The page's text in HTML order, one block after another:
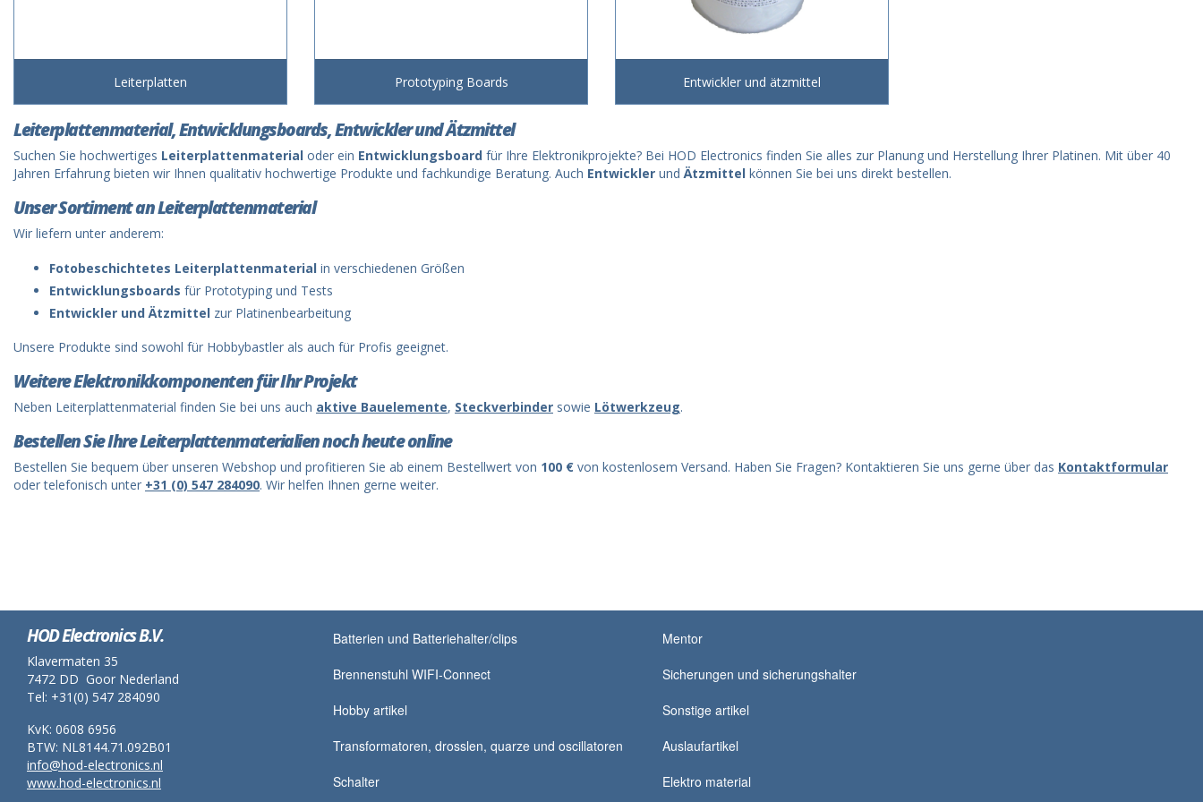
Leiterplatten Prototyping Boards Entwickler und ätzmittel
Leiterplattenmaterial, Entwicklungsboards, Entwickler und Ätzmittel
Suchen Sie hochwertiges Leiterplattenmaterial oder ein Entwicklungsboard für Ihre Elektronikprojekte? Bei HOD Electronics finden Sie alles zur Planung und Herstellung Ihrer Platinen. Mit über 40
Jahren Erfahrung bieten wir Ihnen qualitativ hochwertige Produkte und fachkundige Beratung. Auch Entwickler undÄtzmittel können Sie bei uns direkt bestellen.
Unser Sortiment an Leiterplattenmaterial
Wir liefern unter anderem:
Fotobeschichtetes Leiterplattenmaterial in verschiedenen Größen
Entwicklungsboards für Prototyping und Tests
Entwickler und Ätzmittel zur Platinenbearbeitung
Unsere Produkte sind sowohl für Hobbybastler als auch für Profis geeignet.
Weitere Elektronikkomponenten für Ihr Projekt
Neben Leiterplattenmaterial finden Sie bei uns auch aktive Bauelemente, Steckverbinder sowie Lötwerkzeug.
Bestellen Sie Ihre Leiterplattenmaterialien noch heute online
Bestellen Sie bequem über unseren Webshop und profitieren Sie ab einem Bestellwert von 100 € von kostenlosem Versand. Haben Sie Fragen? Kontaktieren Sie uns gerne über das Kontaktformular
oder telefonisch unter +31 (0) 547 284090. Wir helfen Ihnen gerne weiter.
HOD Electronics B.V.
Klavermaten 35
7472 DD Goor Nederland
Tel: +31(0) 547 284090
KvK: 0608 6956
BTW: NL8144.71.092B01
info@hod-electronics.nl
www.hod-electronics.nl
Batterien und Batteriehalter/clips
Brennenstuhl WIFI-Connect
Hobby artikel
Transformatoren, drosslen, quarze und oscillatoren
Schalter
Mentor
Sicherungen und sicherungshalter
Sonstige artikel
Auslaufartikel
Elektro material